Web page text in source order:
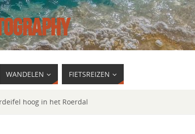
WANDELEN FIETSREIZEN
hoog in het Roerdal